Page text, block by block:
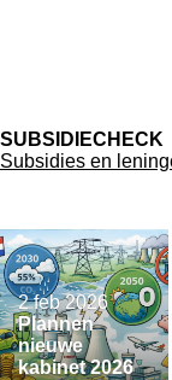
SUBSIDIECHECK
Subsidies en
Plannen
nieuwe
kabinet 2026
2 feb 2026